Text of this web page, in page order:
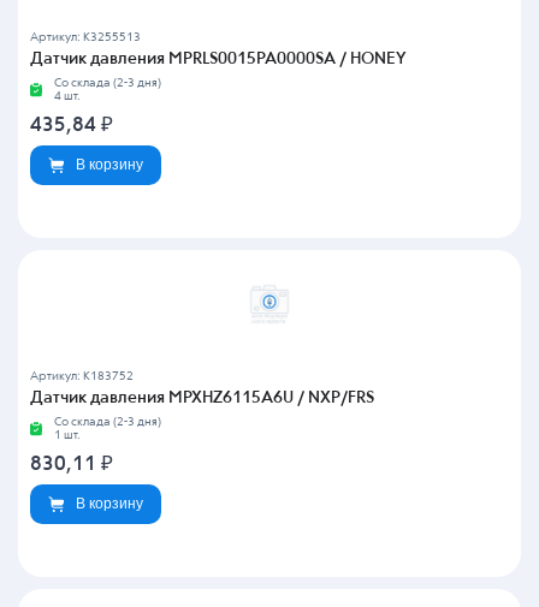
Артикул: K3255513
Датчик давления MPRLS0015PA0000SA / HONEY
Со склада (2-3 дня)
4 шт.
435,84 ₽
В корзину
Артикул: K183752
Датчик давления MPXHZ6115A6U / NXP/FRS
Со склада (2-3 дня)
1 шт.
830,11 ₽
В корзину